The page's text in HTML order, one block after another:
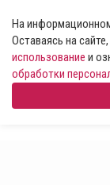
На
Оставаясь на
использование и
обработки